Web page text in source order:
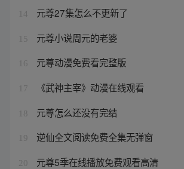
14 元尊27集怎么不更新了
15 元尊小说周元的老婆
16 元尊动漫免费看完整版
17 《武神主宰》动漫在线观看
18 元尊怎么还没有完结
19 逆仙全文阅读免费全集无弹窗
20 元尊5季在线播放免费观看高清